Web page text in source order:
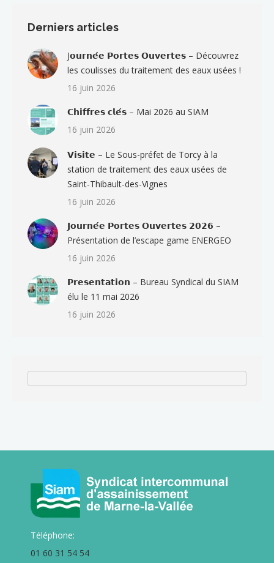
Derniers articles
J𝗼𝘂𝗿𝗻𝗲́𝗲 𝗣𝗼𝗿𝘁𝗲𝘀 𝗢𝘂𝘃𝗲𝗿𝘁𝗲𝘀 – Découvrez
les coulisses du traitement des eaux usées !
16 juin 2026
𝗖𝗵𝗶𝗳𝗳𝗿𝗲𝘀 𝗰𝗹𝗲́𝘀 – Mai 2026 au SIAM
16 juin 2026
𝗩𝗶𝘀𝗶𝘁𝗲 – Le Sous-préfet de Torcy à la
station de traitement des eaux usées de
Saint-Thibault-des-Vignes
16 juin 2026
𝗝𝗼𝘂𝗿𝗻𝗲́𝗲 𝗣𝗼𝗿𝘁𝗲𝘀 𝗢𝘂𝘃𝗲𝗿𝘁𝗲𝘀 𝟮𝟬𝟮𝟲 –
Présentation de l’escape game ENERGEO
16 juin 2026
𝗣𝗿𝗲𝘀𝗲𝗻𝘁𝗮𝘁𝗶𝗼𝗻 – Bureau Syndical du SIAM
élu le 11 mai 2026
16 juin 2026
Téléphone:
01 60 31 54 54